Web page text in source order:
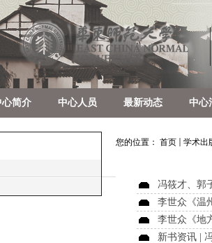
心简介 中心人员 最新动态 中心
您的位置： 首页 学术出
冯筱才、郭
李世众《温
李世众《地
新书资讯 |